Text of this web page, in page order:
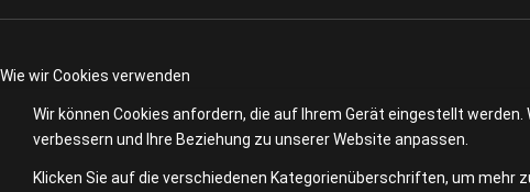
Wie wir Cookies verwenden
Wir können Cookies anfordern, die auf Ihrem Gerät eingestellt
verbessern und Ihre Beziehung zu unserer Website anpassen.
Klicken Sie auf die verschiedenen Kategorienüberschriften, um mehr